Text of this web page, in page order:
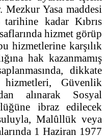
Mezkur Yasa maddesi
kadar Kıbrıs
hizmet görüp
hizmetlerine karşılık
hak kazanmamış
dikkate
hizmetleri, Güvenlik
alınarak Sosyal
ibraz edilecek
Malûllük veya
1 Haziran 1977